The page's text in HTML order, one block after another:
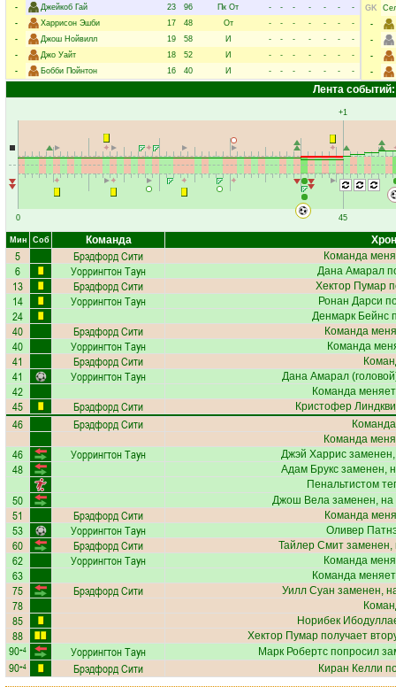
-
Джейкоб Гай 23 96 Пк От - - - - - -
-
-
Харрисон Эшби 17 48 От - - - - - -
-
-
Джош Нойвилл 19 58 И - - - - - -
-
-
Джо Уайт 18 52 И - - - - - -
-
-
Бобби Пойнтон 16 40 И - - - - - - -
GK
-
-
-
-
Лента событий:
0
+1
45
Мин Соб Команда
5 Брэдфорд Сити Команда
6 Уоррингтон Таун Дана Амарал
13 Брэдфорд Сити Хектор Пумар
14 Уоррингтон Таун Ронан Дарси
24 Денмарк Бейнс
40 Брэдфорд Сити Команда
40 Уоррингтон Таун Команда
41 Брэдфорд Сити
41 Уоррингтон Таун Дана Амарал
42 Команда
45 Брэдфорд Сити Кристофер
46 Брэдфорд Сити
Команда
46 Уоррингтон Таун Джэй Харрис
48 Адам Брукс заменен,
Пенальтистом
50 Джош Велазаменен, на
51 Брэдфорд Сити Команда
53 Уоррингтон Таун Оливер
60 Брэдфорд Сити Тайлер Смит заменен,
62 Уоррингтон Таун Команда
63 Команда
75 Брэдфорд Сити Уилл Суан заменен,
78
85 Норибек
88 Хектор Пумарполучает
90+4 Уоррингтон Таун Марк Робертс попросил
90+4 Брэдфорд Сити Киран Келли